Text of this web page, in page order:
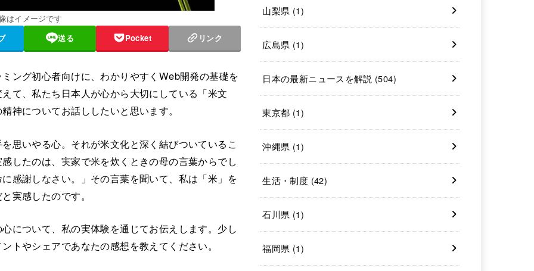
はイメージです
送る Pocket リンク
ング初心者向けに、わかりやすくWeb開発の基礎を
て、私たち日本人が心から大切にしている「米文
神についてお話ししたいと思います。
思いやる心。それが米文化と深く結びついているこ
したのは、実家で米を炊くときの母の言葉からでし
感謝しなさい。」その言葉を聞いて、私は「米」を
実感したのです。
について、私の実体験を通じてお伝えします。少し
トやシェアであなたの感想を教えてください。
山梨県 (1)
広島県 (1)
日本の最新ニュースを解説 (504)
東京都 (1)
沖縄県 (1)
生活・制度 (42)
石川県 (1)
福岡県 (1)